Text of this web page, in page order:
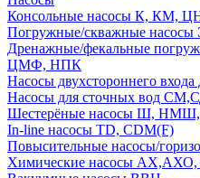
Консольные насосы К, КМ,
Погружные/скважные
Дренажные/фекальные
ЦМФ, НПК
Насосы двухстороннего
Насосы для сточных вод
Шестерёные насосы Ш,
In-line насосы TD, CDM(F)
Повысительные насосы/
Химические насосы